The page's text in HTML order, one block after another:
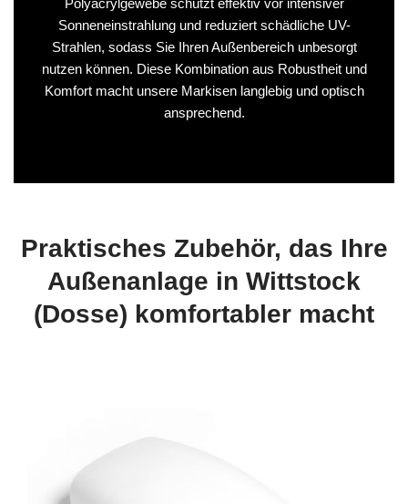
Sonneneinstrahlung und reduziert schädliche UV-
Strahlen, sodass Sie Ihren Außenbereich unbesorgt
nutzen können. Diese Kombination aus Robustheit und
Komfort macht unsere Markisen langlebig und optisch
ansprechend.
Praktisches Zubehör, das Ihre
Außenanlage in Wittstock
(Dosse) komfortabler macht